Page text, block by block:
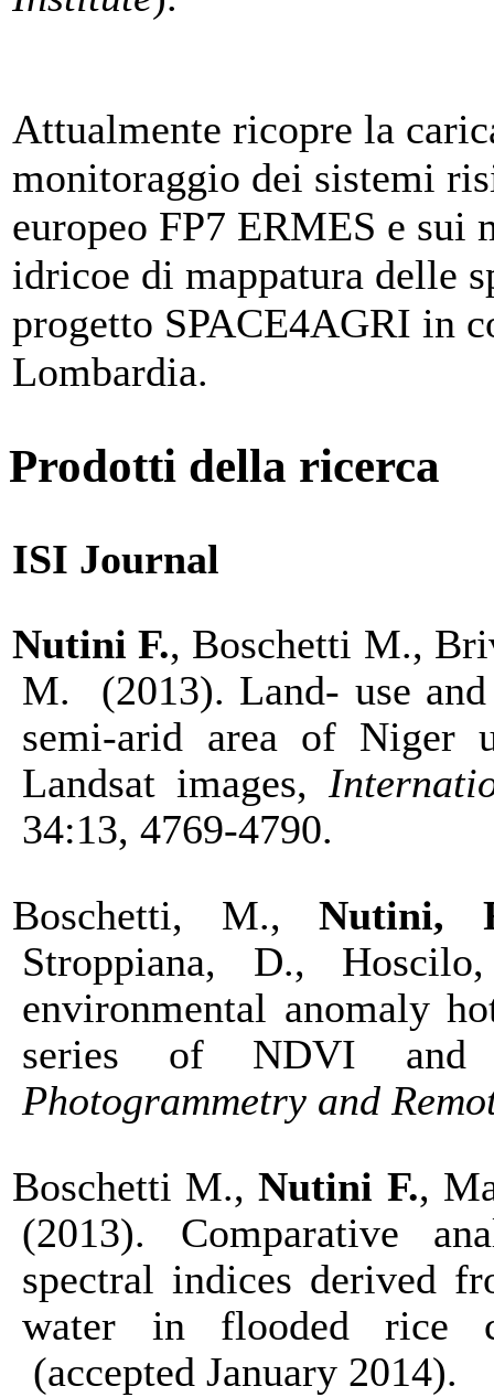
Attualmente ricopre la
monitoraggio dei sistemi
europeo FP7 ERMES e sui
idricoe di mappatura delle
progetto SPACE4AGRI in
Lombardia.
Prodotti della ricerca
ISI Journal
Nutini F., Boschetti M.,
M. (2013). Land- use
semi-arid area of Niger
Landsat images,
34:13, 4769-4790.
Boschetti, M.,Nutini,
Stroppiana, D.,
environmental anomaly
series of NDVI and
Photogrammetry and
Boschetti M.,Nutini F.,
(2013). Comparative
spectral indices derived
water in flooded rice
(accepted January 2014).